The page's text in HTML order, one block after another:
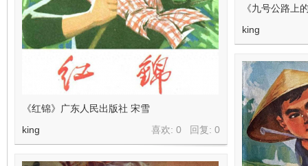
《九号公路上
king
《红锦》广东人民出版社 宋雪
喜欢: 0 回复: 0
king